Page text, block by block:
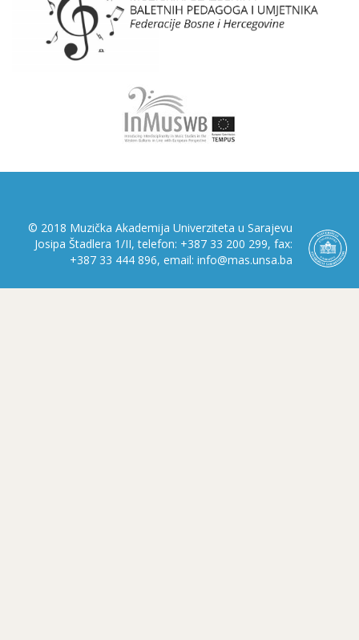
© 2018 Muzička Akademija Univerziteta u Sarajevu
Josipa Štadlera 1/II, telefon: +387 33 200 299, fax:
+387 33 444 896, email: info@mas.unsa.ba